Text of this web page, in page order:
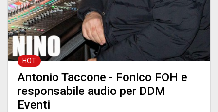
HOT
Antonio Taccone - Fonico FOH e
responsabile audio per DDM
Eventi